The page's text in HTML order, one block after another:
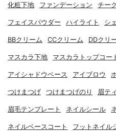
化粧下地 ファンデーション チーク
フェイスパウダー ハイライト シ
BBクリーム CCクリーム DDクリ
マスカラ下地 マスカラトップコー
アイシャドウベース アイブロウ
つけまつげ つけまつげのり 眉テ
眉毛テンプレート ネイルシール
ネイルベースコート フットネイル